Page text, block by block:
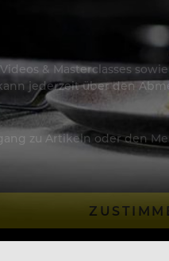
& Masterclasses
jederzeit über den
zu Artikeln oder den